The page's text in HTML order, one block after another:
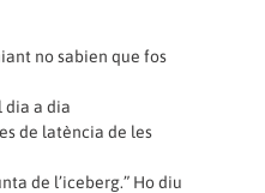
no sabien que fos
dia a dia
de latència de les
de l’iceberg.” Ho diu